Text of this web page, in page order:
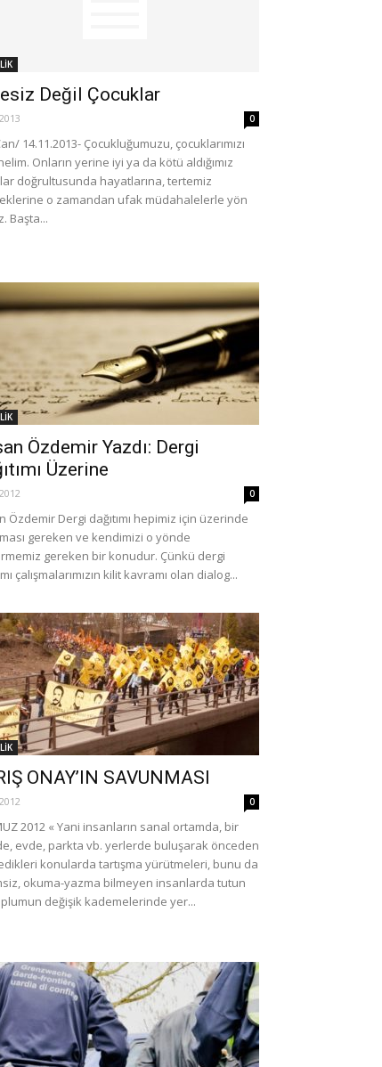
Değil Çocuklar
0
14.11.2013- Çocukluğumuzu, çocuklarımızı
Onların yerine iyi ya da kötü aldığımız
doğrultusunda hayatlarına, tertemiz
o zamandan ufak müdahalelerle yön
Başta...
Özdemir Yazdı: Dergi
Üzerine
0
Özdemir Dergi dağıtımı hepimiz için üzerinde
gereken ve kendimizi o yönde
gereken bir konudur. Çünkü dergi
çalışmalarımızın kilit kavramı olan dialog...
ONAY’IN SAVUNMASI
0
2012 « Yani insanların sanal ortamda, bir
evde, parkta vb. yerlerde buluşarak önceden
konularda tartışma yürütmeleri, bunu da
okuma-yazma bilmeyen insanlarda tutun
değişik kademelerinde yer...
Kılıçdaroğlu’nun
olsun ve tebrik
GÜNCEL
Erdoğan’ın 10 milyon
doğalgaz üretimi vaadinin
milyon metreküpü buhar
30/06/2024